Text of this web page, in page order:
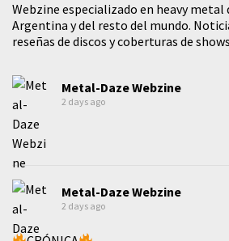
Webzine especializado en heavy metal
Argentina y del resto del mundo.
reseñas de discos y coberturas de
Metal-Daze Webzine
2 days ago
Metal-Daze Webzine
2 days ago